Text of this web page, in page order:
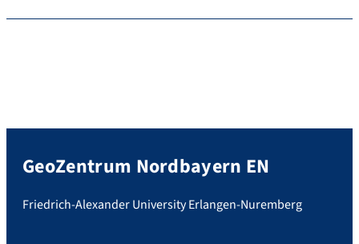
GeoZentrum Nordbayern EN
Friedrich-Alexander University Erlangen-Nuremberg